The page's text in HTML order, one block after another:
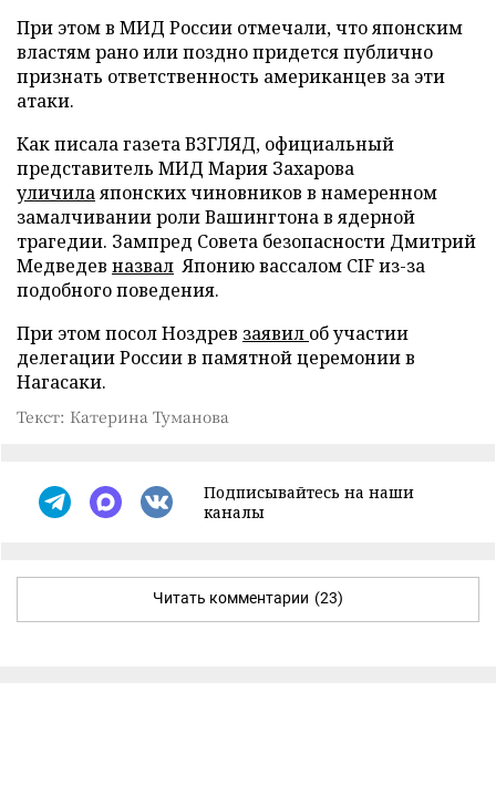
При этом в МИД России отмечали, что японским
властям рано или поздно придется публично
признать ответственность американцев за эти
атаки.
Как писала газета ВЗГЛЯД, официальный
представитель МИД Мария Захарова
уличилаяпонских чиновников в намеренном
замалчивании роли Вашингтона в ядерной
трагедии. Зампред Совета безопасности Дмитрий
Медведев назвал Японию вассалом CIF из-за
подобного поведения.
При этом посол Ноздрев заявил об участии
делегации России в памятной церемонии в
Нагасаки.
Текст: Катерина Туманова
Подписывайтесь на наши
каналы
Читать комментарии (23)